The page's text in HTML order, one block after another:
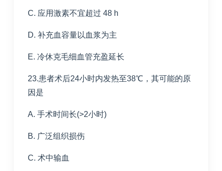
C. 应用激素不宜超过 48 h
D. 补充血容量以血浆为主
E. 冷休克毛细血管充盈延长
23.患者术后24小时内发热至38℃，其可能的原
因是
A. 手术时间长(>2小时)
B. 广泛组织损伤
C. 术中输血